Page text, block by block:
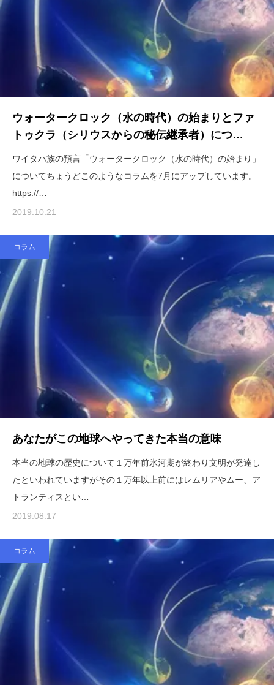
ウォータークロック（水の時代）の始まりとファ
トゥクラ（シリウスからの秘伝継承者）につ…
ワイタハ族の預言「ウォータークロック（水の時代）の始まり」
についてちょうどこのようなコラムを7月にアップしています。
https://…
2019.10.21
コラム
あなたがこの地球へやってきた本当の意味
本当の地球の歴史について１万年前氷河期が終わり文明が発達し
たといわれていますがその１万年以上前にはレムリアやムー、ア
トランティスとい…
2019.08.17
コラム